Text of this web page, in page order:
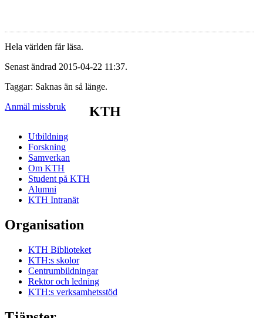
Hela världen får läsa.
Senast ändrad 2015-04-22 11:37.
Taggar: Saknas än så länge.
Anmäl missbruk
KTH
Utbildning
Forskning
Samverkan
Om KTH
Student på KTH
Alumni
KTH Intranät
Organisation
KTH Biblioteket
KTH:s skolor
Centrumbildningar
Rektor och ledning
KTH:s verksamhetsstöd